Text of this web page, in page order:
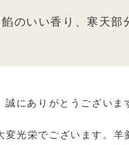
のいい香り、寒天
にありがとうございま
変光栄でございます。